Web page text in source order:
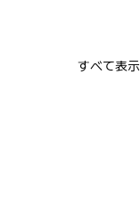
すべて表示